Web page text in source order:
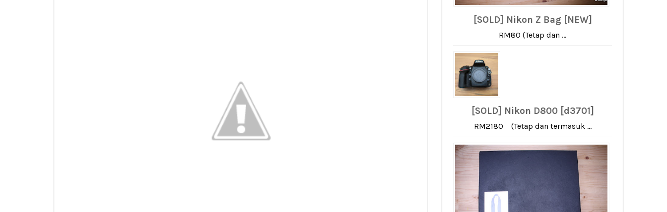
[SOLD] Nikon Z Bag [NEW]
RM80 (Tetap dan ...
[SOLD] Nikon D800 [d3701]
RM2180 (Tetap dan termasuk ...